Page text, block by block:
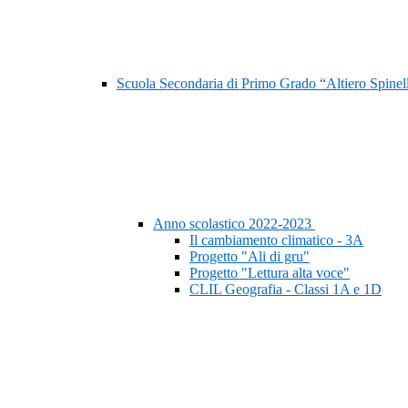
Scuola Secondaria di Primo Grado “Altiero
Anno scolastico 2022-2023
Il cambiamento climatico - 3A
Progetto "Ali di gru"
Progetto "Lettura alta voce"
CLIL Geografia - Classi 1A e 1D